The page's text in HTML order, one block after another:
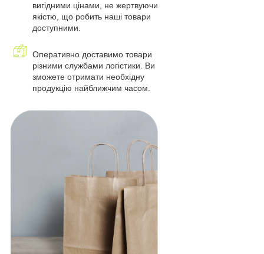
вигідними цінами, не жертвуючи
якістю, що робить наші товари
доступними.
Оперативно доставимо товари
різними службами логістики. Ви
зможете отримати необхідну
продукцію найближчим часом.